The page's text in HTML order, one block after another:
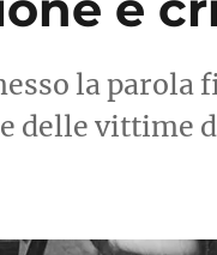
la
delle vittime